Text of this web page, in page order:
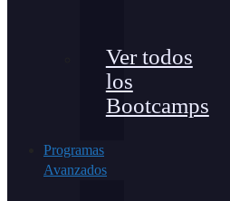
Ver todos
los
Bootcamps
Programas
Avanzados